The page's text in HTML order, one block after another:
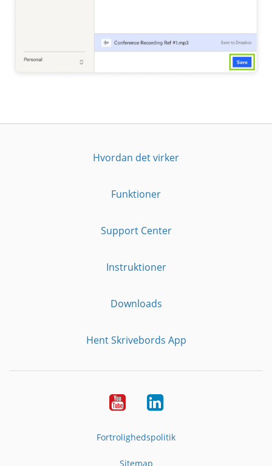
Hvordan det virker
Funktioner
Support Center
Instruktioner
Downloads
Hent Skrivebords App
YouTubeLinkedIn
Fortrolighedspolitik
Sitemap